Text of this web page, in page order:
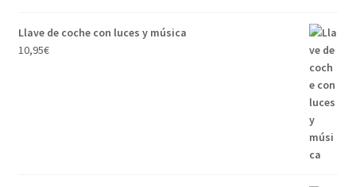
Llave de coche con luces y música
10,95€